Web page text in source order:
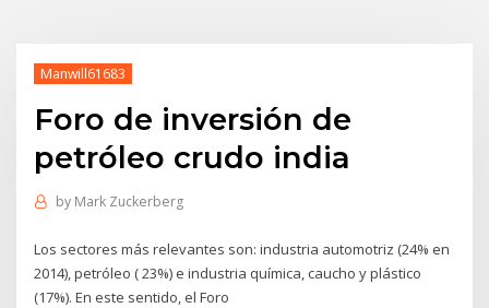
Manwill61683
Foro de inversión de
petróleo crudo india
by Mark Zuckerberg
Los sectores más relevantes son: industria automotriz (24% en
2014), petróleo ( 23%) e industria química, caucho y plástico
(17%). En este sentido, el Foro